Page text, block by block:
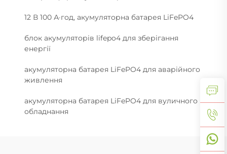
12 В 100 А·год, акумуляторна батарея LiFePO4
блок акумуляторів lifepo4 для зберігання
енергії
акумуляторна батарея LiFePO4 для аварійного
живлення
акумуляторна батарея LiFePO4 для вуличного
обладнання